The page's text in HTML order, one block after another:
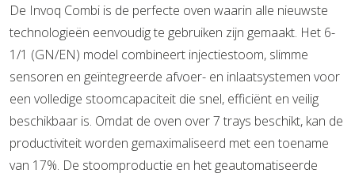
De Invoq Combi is de perfecte oven waarin alle nieuwste
technologieën eenvoudig te gebruiken zijn gemaakt. Het 6-
1/1 (GN/EN) model combineert injectiestoom, slimme
sensoren en geïntegreerde afvoer- en inlaatsystemen voor
een volledige stoomcapaciteit die snel, efficiënt en veilig
beschikbaar is. Omdat de oven over 7 trays beschikt, kan de
productiviteit worden gemaximaliseerd met een toename
van 17%. De stoomproductie en het geautomatiseerde